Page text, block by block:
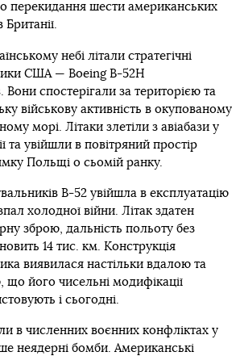
перекидання шести американських
Британії.
небі літали стратегічні
США — Boeing B-52H
спостерігали за територією та
військову активність в окупованому
морі. Літаки злетіли з авіабази у
та увійшли в повітряний простір
Польщі о сьомій ранку.
B-52 увійшла в експлуатацію
холодної війни. Літак здатен
зброю, дальність польоту без
14 тис. км. Конструкція
виявилася настільки вдалою та
що його чисельні модифікації
і сьогодні.
в численних воєнних конфліктах у
неядерні бомби. Американські